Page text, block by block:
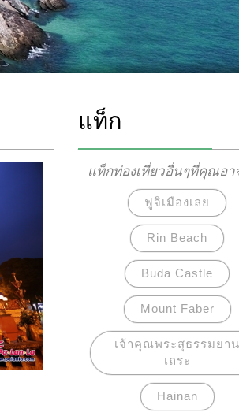
แท็ก
แท็กท่องเที่ยวอื่นๆที่คุณอา
ฟูจิเมืองเลย
Rin Beach
Buda Castle
Mount Faber
เจ้าคุณพระสุธรรมยาน
เถระ
Hainan